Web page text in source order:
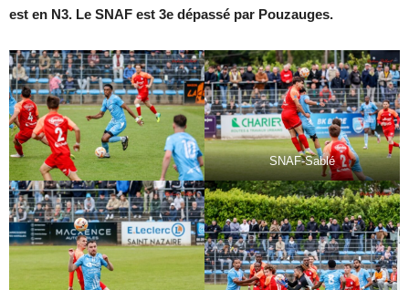
est en N3. Le SNAF est 3e dépassé par Pouzauges.
SNAF-Sablé